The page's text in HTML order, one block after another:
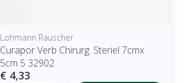
Lohmann Rauscher
Curapor Verb Chirurg. Steriel 7cmx
5cm 5 32902
€ 4,33